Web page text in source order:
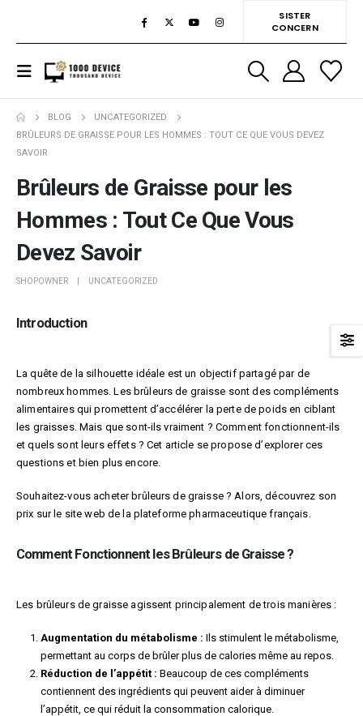
SISTER
CONCERN
BLOG
UNCATEGORIZED
BRÛLEURS DE GRAISSE POUR LES HOMMES : TOUT CE QUE VOUS DEVEZ
SAVOIR
Brûleurs de Graisse pour les
Hommes : Tout Ce Que Vous
Devez Savoir
SHOPOWNER UNCATEGORIZED
Introduction
La quête de la silhouette idéale est un objectif partagé par de
nombreux hommes. Les brûleurs de graisse sont des compléments
alimentaires qui promettent d’accélérer la perte de poids en ciblant
les graisses. Mais que sont-ils vraiment ? Comment fonctionnent-ils
et quels sont leurs effets ? Cet article se propose d’explorer ces
questions et bien plus encore.
Souhaitez-vous acheter brûleurs de graisse ? Alors, découvrez son
prix sur le site web de la plateforme pharmaceutique français.
Comment Fonctionnent les Brûleurs de Graisse ?
Les brûleurs de graisse agissent principalement de trois manières :
Augmentation du métabolisme : Ils stimulent le métabolisme,
permettant au corps de brûler plus de calories même au repos.
Réduction de l’appétit : Beaucoup de ces compléments
contiennent des ingrédients qui peuvent aider à diminuer
l’appétit, ce qui réduit la consommation calorique.